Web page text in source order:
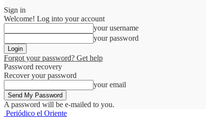
Sign in
Welcome! Log into your account
your username
your password
Forgot your password? Get help
Password recovery
Recover your password
your email
A password will be e-mailed to you.
Periódico el Oriente